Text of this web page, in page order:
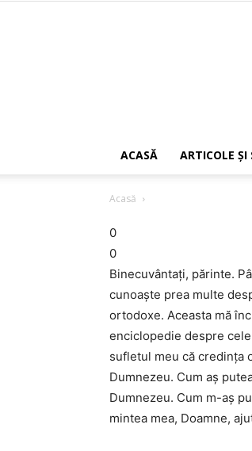
ACASĂ ARTICOLE ŞI
Acasă
0
0
Binecuvântaţi, părinte.
cunoaşte prea multe
ortodoxe. Aceasta mă
enciclopedie despre
sufletul meu că credinţa
Dumnezeu. Cum aş
Dumnezeu. Cum m-aş
mintea mea, Doamne,